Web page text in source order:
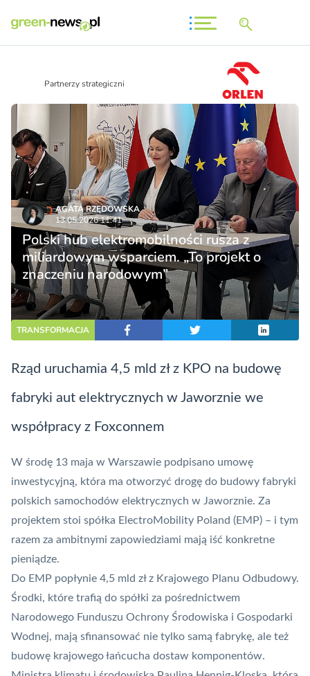
Partnerzy strategiczni
AGATA RZĘDOWSKA
13.05.2026 11:41
Polski hub elektromobilności rusza z
miliardowym wsparciem. „To projekt o
znaczeniu narodowym”
TRANSFORMACJA
Rząd uruchamia 4,5 mld zł z KPO na budowę
fabryki aut elektrycznych w Jaworznie we
współpracy z Foxconnem
W środę 13 maja w Warszawie podpisano umowę
inwestycyjną, która ma otworzyć drogę do budowy fabryki
polskich samochodów elektrycznych w Jaworznie. Za
projektem stoi spółka ElectroMobility Poland (EMP) – i tym
razem za ambitnymi zapowiedziami mają iść konkretne
pieniądze.
Do EMP popłynie 4,5 mld zł z Krajowego Planu Odbudowy.
Środki, które trafią do spółki za pośrednictwem
Narodowego Funduszu Ochrony Środowiska i Gospodarki
Wodnej, mają sfinansować nie tylko samą fabrykę, ale też
budowę krajowego łańcucha dostaw komponentów.